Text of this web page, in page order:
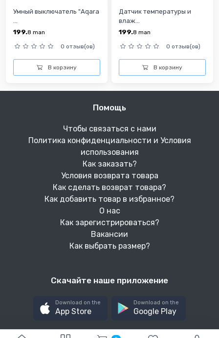
Умный выключатель "Aqara
...
199.8 man
0 отзыв(ов)
В корзину
Датчик температуры и
влаж...
199.8 man
0 отзыв(ов)
В корзину
Помощь
Чтобы связаться с нами
Политика конфиденциальности и Условия
использования
Как заказать?
Условия возврата товара
Как сделать возврат товара?
Как добавить товар в избранное?
О нас
Как зарегистрироваться?
Вакансии
Как выбрать размер?
Скачайте наше приложение
Download on the
App Store
Download on the
Google Play